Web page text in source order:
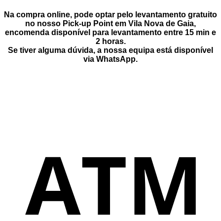
Na compra online, pode optar pelo levantamento gratuito
no nosso Pick-up Point em Vila Nova de Gaia,
encomenda disponível para levantamento entre 15 min e
2 horas.
Se tiver alguma dúvida, a nossa equipa está disponível
via WhatsApp.